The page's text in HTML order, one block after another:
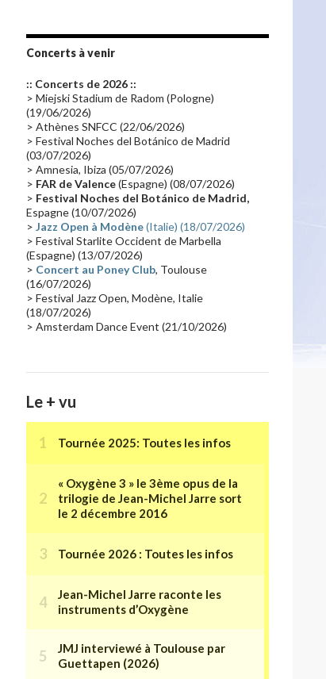
Promo 2019
Emissions 2010 Disques rares
Synthé 70's(20)
Claviériste(19) Groupe de Recherche Musicale
France 2 (18)
Critique(17) Coffret(17) Chronologie(16)
Passages radio(16)
Synthé 80's(16) Les concerts en Chine (16)
Cinéma(16) Houston
Synthé Roland Belgique
Récompense(14) Collaborations 70's(14)
Astronomie(14) France Inter(14)
Concerts à venir
:: Concerts de 2026 ::
> Miejski Stadium de Radom (Pologne)
(19/06/2026)
> Athènes SNFCC (22/06/2026)
> Festival Noches del Botánico de Madrid
(03/07/2026)
> Amnesia, Ibiza (05/07/2026)
> FAR de Valence(Espagne) (08/07/2026)
> Festival Noches del Botánico de Madrid,
Espagne (10/07/2026)
> Jazz Open à Modène(Italie) (18/07/2026)
> Festival Starlite Occident de Marbella
(Espagne) (13/07/2026)
> Concert au Poney Club, Toulouse
(16/07/2026)
> Festival Jazz Open, Modène, Italie
(18/07/2026)
> Amsterdam Dance Event (21/10/2026)
Le + vu